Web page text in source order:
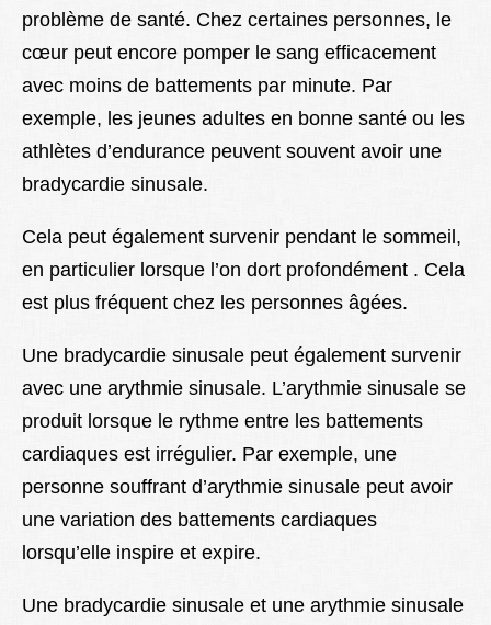
problème de santé. Chez certaines personnes, le
cœur peut encore pomper le sang efficacement
avec moins de battements par minute. Par
exemple, les jeunes adultes en bonne santé ou les
athlètes d’endurance peuvent souvent avoir une
bradycardie sinusale.
Cela peut également survenir pendant le sommeil,
en particulier lorsque l’on dort profondément . Cela
est plus fréquent chez les personnes âgées.
Une bradycardie sinusale peut également survenir
avec une arythmie sinusale. L’arythmie sinusale se
produit lorsque le rythme entre les battements
cardiaques est irrégulier. Par exemple, une
personne souffrant d’arythmie sinusale peut avoir
une variation des battements cardiaques
lorsqu’elle inspire et expire.
Une bradycardie sinusale et une arythmie sinusale